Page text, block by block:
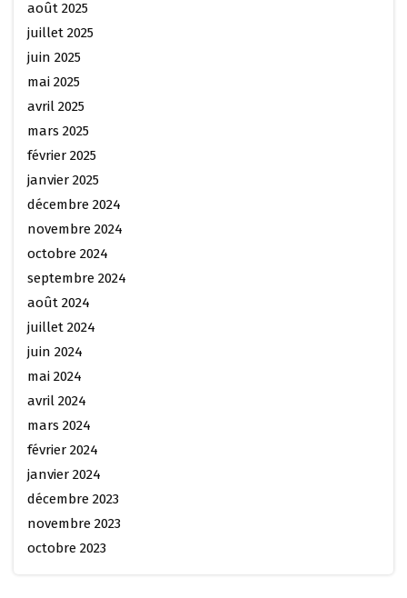
août 2025
juillet 2025
juin 2025
mai 2025
avril 2025
mars 2025
février 2025
janvier 2025
décembre 2024
novembre 2024
octobre 2024
septembre 2024
août 2024
juillet 2024
juin 2024
mai 2024
avril 2024
mars 2024
février 2024
janvier 2024
décembre 2023
novembre 2023
octobre 2023